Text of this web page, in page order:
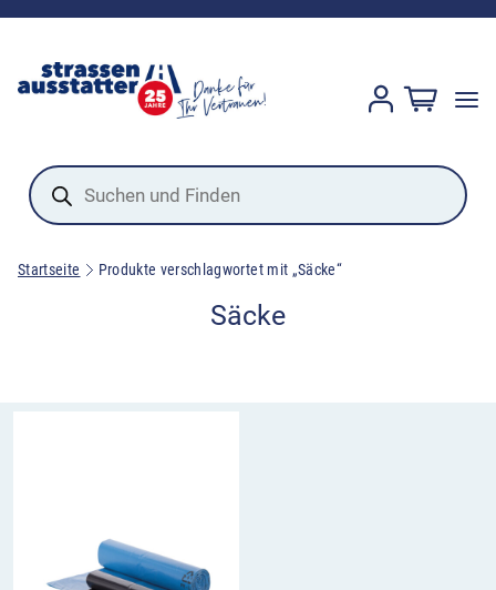
Products
search
Startseite Produkte verschlagwortet mit „Säcke“
Säcke